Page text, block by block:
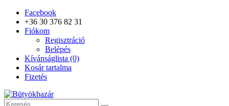
Facebook
+36 30 376 82 31
Fiókom
Regisztráció
Belépés
Kívánságlista (0)
Kosár tartalma
Fizetés